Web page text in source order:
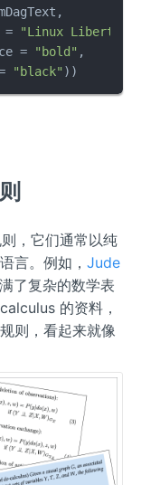
,
=
"Linux Libertine
= "bold" ,
"black" ) )
，它们通常以纯
言。例如， Jude
了复杂的数学表
的资料，
则，看起来就像